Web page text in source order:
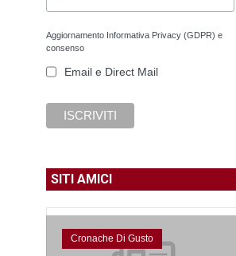
Aggiornamento Informativa Privacy (GDPR) e
consenso
Email e Direct Mail
SITI AMICI
Cronache Di Gusto